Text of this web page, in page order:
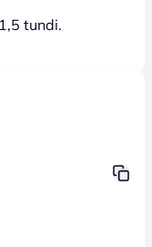
tundi.